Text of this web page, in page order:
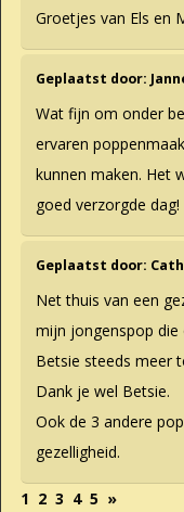
Groetjes van Els en
Geplaatst door:
Wat fijn om onder
ervaren
kunnen maken. Het
goed verzorgde
Geplaatst door:
Net thuis van een
mijn jongenspop die
Betsie steeds meer
Dank je wel Betsie.
Ook de 3 andere
gezelligheid.
1 2 3 4 5 »